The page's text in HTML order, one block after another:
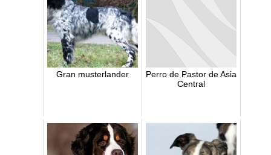
Gran musterlander
Perro de Pastor de Asia
Central